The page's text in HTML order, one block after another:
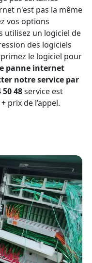
n'est pas la même
vos options
utilisez un logiciel de
des logiciels
le logiciel pour
panne internet
notre service par
48service est
prix de l’appel.